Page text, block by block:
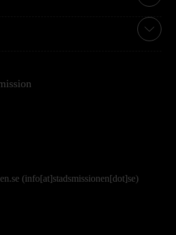
(info[at]stadsmissionen[dot]se)